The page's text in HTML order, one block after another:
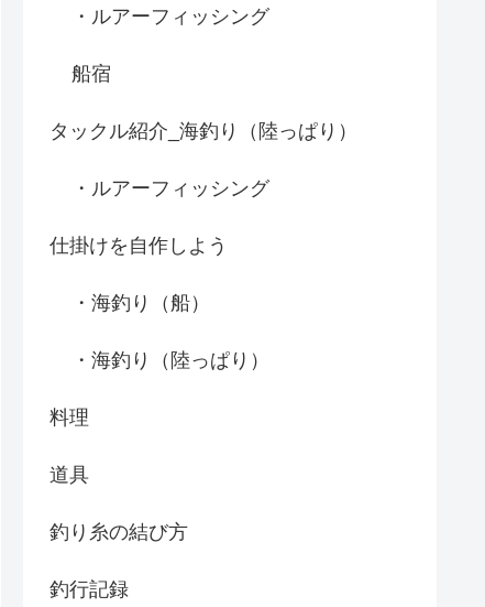
・ルアーフィッシング
船宿
タックル紹介_海釣り（陸っぱり）
・ルアーフィッシング
仕掛けを自作しよう
・海釣り（船）
・海釣り（陸っぱり）
料理
道具
釣り糸の結び方
釣行記録